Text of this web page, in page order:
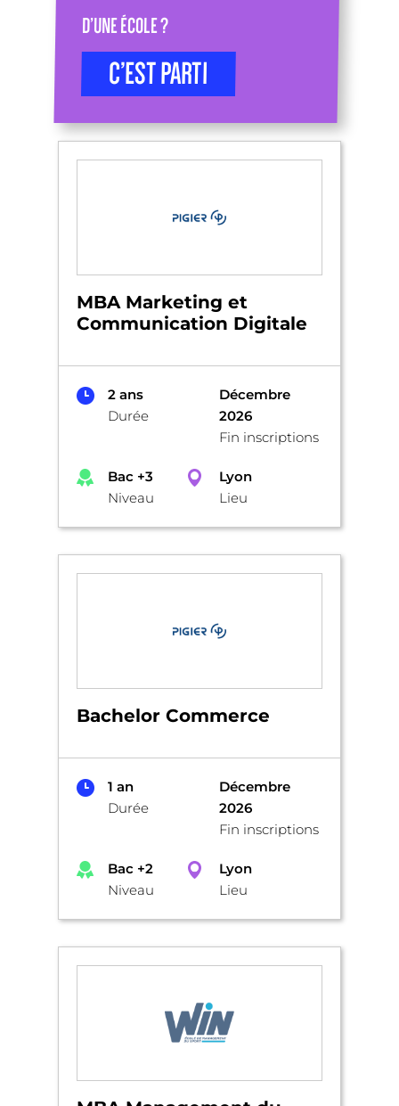
D’UNE ÉCOLE ?
C’EST PARTI
MBA Marketing et
Communication Digitale
2 ans
Durée
Décembre
2026
Fin inscriptions
Bac +3
Niveau
Lyon
Lieu
Bachelor Commerce
1 an
Durée
Décembre
2026
Fin inscriptions
Bac +2
Niveau
Lyon
Lieu